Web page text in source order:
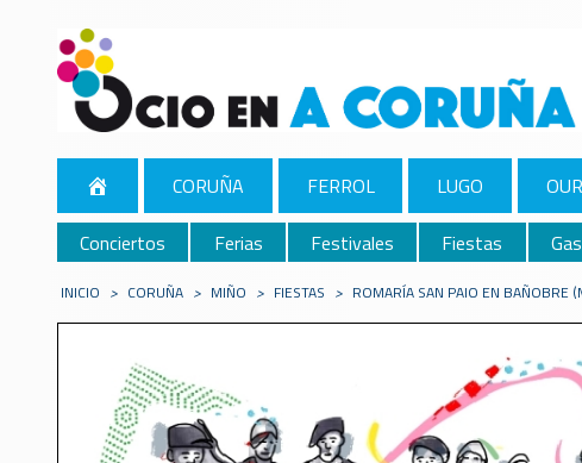
CORUÑA FERROL LUGO
Conciertos
Ferias Festivales Fiestas
INICIO > CORUÑA > MIÑO > FIESTAS > ROMARÍA SAN PAIO EN BAÑOBRE